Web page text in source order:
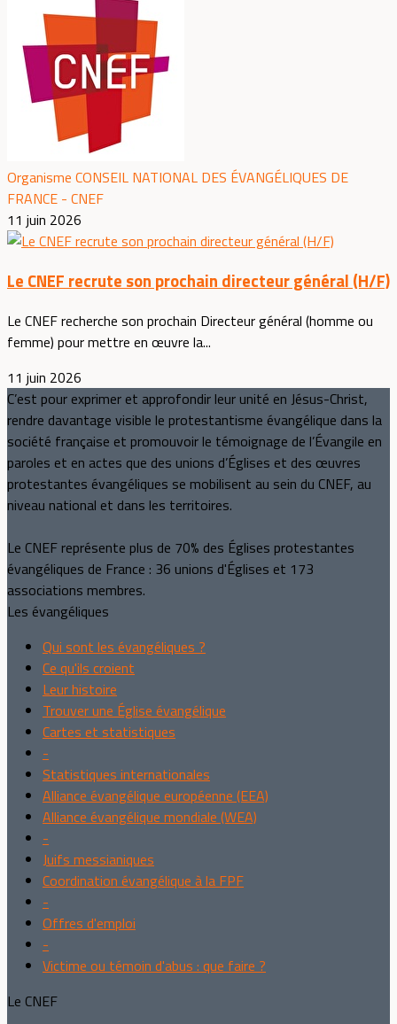
Organisme CONSEIL NATIONAL DES ÉVANGÉLIQUES DE
FRANCE - CNEF
11 juin 2026
Le CNEF recrute son prochain directeur général (H/F)
Le CNEF recherche son prochain Directeur général (homme ou
femme) pour mettre en œuvre la...
11 juin 2026
C’est pour exprimer et approfondir leur unité en Jésus-Christ,
rendre davantage visible le protestantisme évangélique dans la
société française et promouvoir le témoignage de l’Évangile en
paroles et en actes que des unions d’Églises et des œuvres
protestantes évangéliques se mobilisent au sein du CNEF, au
niveau national et dans les territoires.
Le CNEF représente plus de 70% des Églises protestantes
évangéliques de France : 36 unions d'Églises et 173
associations membres.
Les évangéliques
Qui sont les évangéliques ?
Ce qu'ils croient
Leur histoire
Trouver une Église évangélique
Cartes et statistiques
-
Statistiques internationales
Alliance évangélique européenne (EEA)
Alliance évangélique mondiale (WEA)
-
Juifs messianiques
Coordination évangélique à la FPF
-
Offres d'emploi
-
Victime ou témoin d'abus : que faire ?
Le CNEF